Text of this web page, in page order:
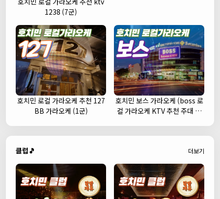
1238 (7군)
호치민 로컬 가라오케 추천 127
BB 가라오케 (1군)
호치민 보스 가라오케 (boss 로
컬 가라오케 KTV 추천 주대 예
클럽🎵 더보기